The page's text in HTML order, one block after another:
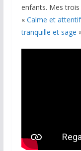
enfants. Mes
« Calme et
tranquille et sage